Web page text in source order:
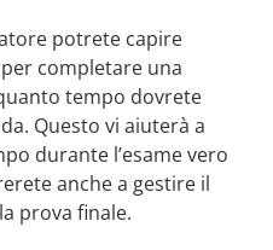
potrete capire
completare una
tempo dovrete
Questo vi aiuterà a
durante l’esame vero
anche a gestire il
prova finale.